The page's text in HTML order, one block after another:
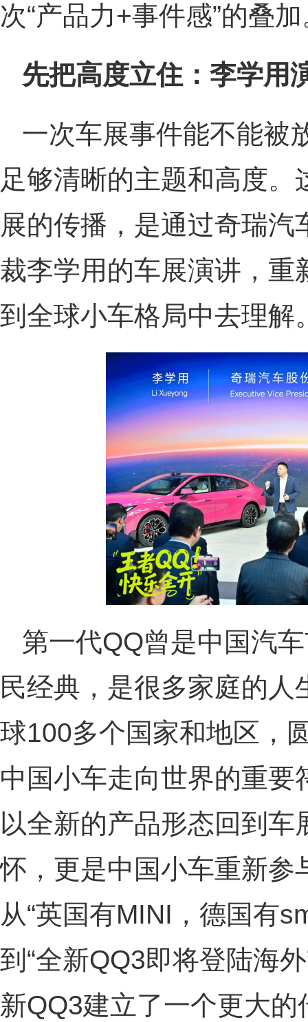
次“产品力+事件感”的叠
先把高度立住：李学用
一次车展事件能不能被
足够清晰的主题和高度
展的传播，是通过奇瑞
裁李学用的车展演讲，重
到全球小车格局中去理解
第一代QQ曾是中国汽
民经典，是很多家庭的
球100多个国家和地区，
中国小车走向世界的重要
以全新的产品形态回到
怀，更是中国小车重新参
从“英国有MINI，德国有
到“全新QQ3即将登陆海
新QQ3建立了一个更大